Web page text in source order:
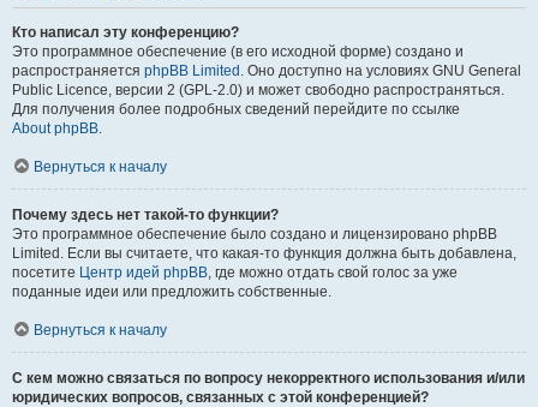
Кто написал эту конференцию?
Это программное обеспечение (в его исходной форме) создано и
распространяется phpBB Limited . Оно доступно на условиях GNU General
Public Licence, версии 2 (GPL-2.0) и может свободно распространяться.
Для получения более подробных сведений перейдите по ссылке
About phpBB.
Вернуться к началу
Почему здесь нет такой-то функции?
Это программное обеспечение было создано и лицензировано phpBB
Limited. Если вы считаете, что какая-то функция должна быть добавлена,
посетите Центр идей phpBB, где можно отдать свой голос за уже
поданные идеи или предложить собственные.
Вернуться к началу
С кем можно связаться по вопросу некорректного использования и/или
юридических вопросов, связанных с этой конференцией?